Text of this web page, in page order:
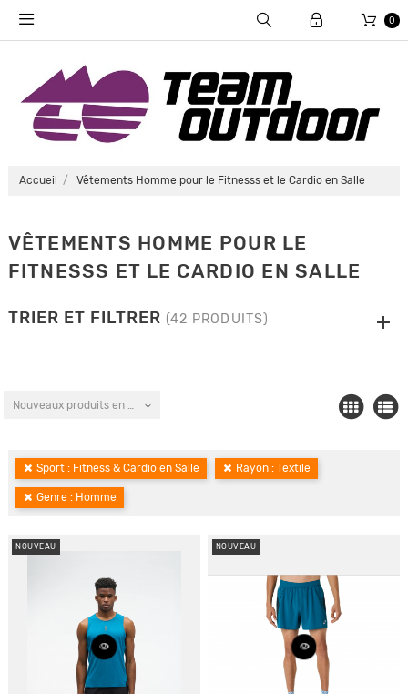
0
Accueil Vêtements Homme pour le Fitnesss et le Cardio en Salle
VÊTEMENTS HOMME POUR LE
FITNESSS ET LE CARDIO EN SALLE
TRIER ET FILTRER (42 PRODUITS)
Nouveaux produits en premier
Sport : Fitness & Cardio en Salle Rayon : Textile
Genre : Homme
NOUVEAU NOUVEAU